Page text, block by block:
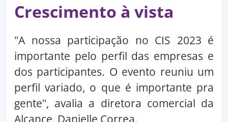
Crescimento à vista
"A nossa participação no CIS 2023 é
importante pelo perfil das empresas e
dos participantes. O evento reuniu um
perfil variado, o que é importante pra
gente", avalia a diretora comercial da
Alcance, Danielle Correa.